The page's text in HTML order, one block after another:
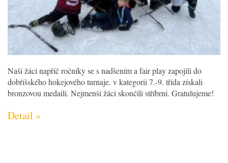
Naši žáci napříč ročníky se s nadšením a fair play zapojili do
dobříšského hokejového turnaje. v kategorii 7.-9. třída získali
bronzovou medaili. Nejmenší žáci skončili stříbrní. Gratulujeme!
Detail »